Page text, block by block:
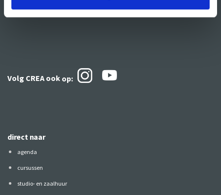
Volg CREA ook op:
direct naar
agenda
cursussen
studio- en zaalhuur